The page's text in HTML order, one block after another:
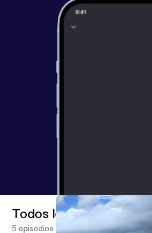
Todos los episodios
5 episodios